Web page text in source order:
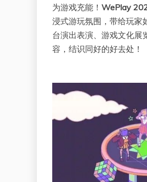
为游戏充能！ WePlay
浸式游玩氛围，带给玩家
台演出表演、游戏文化
容，结识同好的好去处！